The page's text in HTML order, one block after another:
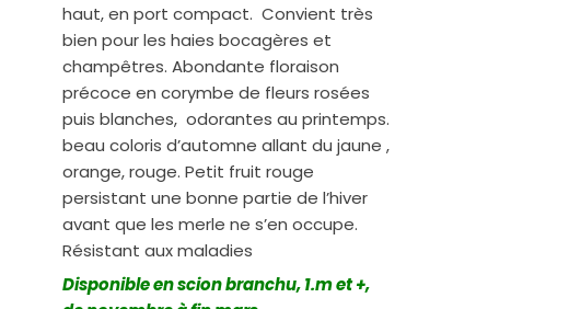
haut, en port compact. Convient très
bien pour les haies bocagères et
champêtres. Abondante floraison
précoce en corymbe de fleurs rosées
puis blanches, odorantes au printemps.
beau coloris d’automne allant du jaune ,
orange, rouge. Petit fruit rouge
persistant une bonne partie de l’hiver
avant que les merle ne s’en occupe.
Résistant aux maladies
Disponible en scion branchu, 1.m et +,